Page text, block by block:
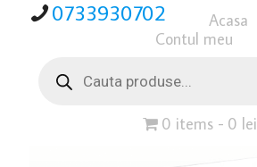
0733930702 Acasa
Contul meu
search
0 items 0 lei